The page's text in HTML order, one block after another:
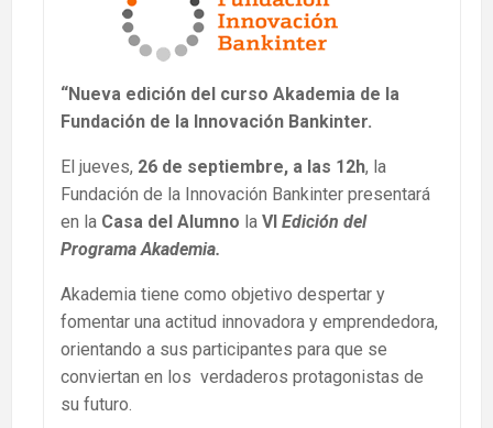
“Nueva edición del curso Akademia de la
Fundación de la Innovación Bankinter.
El jueves, 26 de septiembre, a las 12h, la
Fundación de la Innovación Bankinter presentará
en la Casa del Alumno la VI Edición del
Programa Akademia.
Akademia tiene como objetivo despertar y
fomentar una actitud innovadora y emprendedora,
orientando a sus participantes para que se
conviertan en los verdaderos protagonistas de
su futuro.